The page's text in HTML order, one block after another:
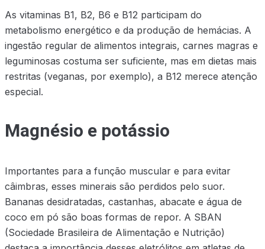
As vitaminas B1, B2, B6 e B12 participam do
metabolismo energético e da produção de hemácias. A
ingestão regular de alimentos integrais, carnes magras e
leguminosas costuma ser suficiente, mas em dietas mais
restritas (veganas, por exemplo), a B12 merece atenção
especial.
Magnésio e potássio
Importantes para a função muscular e para evitar
câimbras, esses minerais são perdidos pelo suor.
Bananas desidratadas, castanhas, abacate e água de
coco em pó são boas formas de repor. A SBAN
(Sociedade Brasileira de Alimentação e Nutrição)